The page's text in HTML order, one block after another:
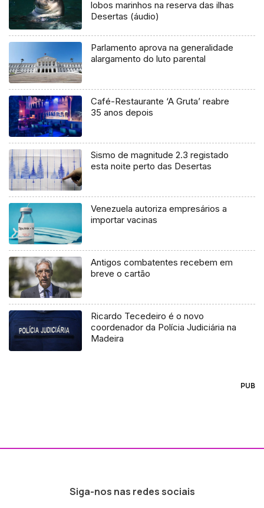
lobos marinhos na reserva das ilhas
Desertas (áudio)
Parlamento aprova na generalidade
alargamento do luto parental
Café-Restaurante ‘A Gruta’ reabre
35 anos depois
Sismo de magnitude 2.3 registado
esta noite perto das Desertas
Venezuela autoriza empresários a
importar vacinas
Antigos combatentes recebem em
breve o cartão
Ricardo Tecedeiro é o novo
coordenador da Polícia Judiciária na
Madeira
PUB
Siga-nos nas redes sociais